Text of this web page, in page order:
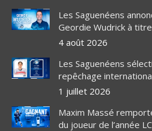
Les Saguenéens
Geordie Wudrick à
4 août 2026
Les Saguenéens
repêchage
1 juillet 2026
Maxim Massé
du joueur de l’année